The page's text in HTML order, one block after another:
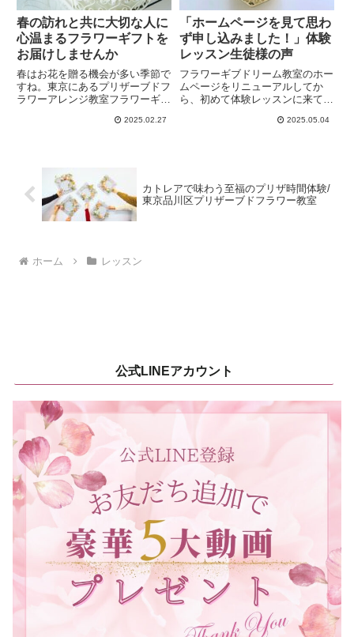
春の訪れと共に大切な人に
心温まるフラワーギフトを
お届けしませんか
春はお花を贈る機会が多い季節で
すね。東京にあるプリザーブドフ
ラワーアレンジ教室フラワーギブ
催します。そのお得情報と作品紹
2025.02.27
「ホームページを見て思わ
ず申し込みました！」体験
レッスン生徒様の声
フラワーギブドリーム教室のホー
ムページをリニューアルしてか
ら、初めて体験レッスンに来てく
形式でまとめました。受講される
2025.05.04
カトレアで味わう至福のプリザ時間体験/
東京品川区プリザーブドフラワー教室
ホーム レッスン
公式LINEアカウント